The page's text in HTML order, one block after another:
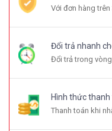
Với đơn hàng
Đổi trả nhanh
Đổi trả trong
Hình thức thanh
Thanh toán khi